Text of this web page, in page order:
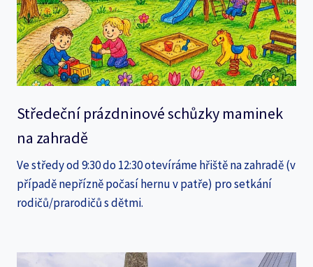
Středeční prázdninové schůzky maminek
na zahradě
Ve středy od 9:30 do 12:30 otevíráme hřiště na zahradě (v
případě nepřízně počasí hernu v patře) pro setkání
rodičů/prarodičů s dětmi.